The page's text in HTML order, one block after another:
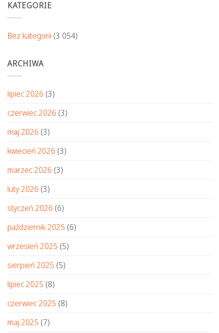
KATEGORIE
Bez kategorii (3 054)
ARCHIWA
lipiec 2026 (3)
czerwiec 2026 (3)
maj 2026 (3)
kwiecień 2026 (3)
marzec 2026 (3)
luty 2026 (3)
styczeń 2026 (6)
październik 2025 (6)
wrzesień 2025 (5)
sierpień 2025 (5)
lipiec 2025 (8)
czerwiec 2025 (8)
maj 2025 (7)